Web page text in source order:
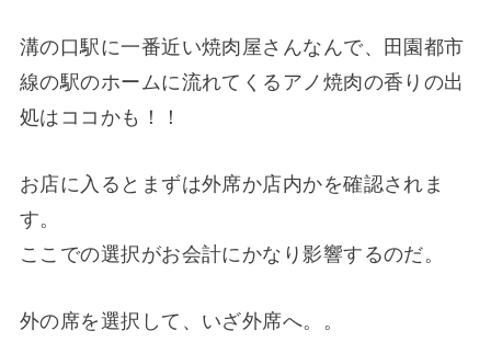
溝の口駅に一番近い焼肉屋さんなんで、田園都市
線の駅のホームに流れてくるアノ焼肉の香りの出
処はココかも！！
お店に入るとまずは外席か店内かを確認されま
す。
ここでの選択がお会計にかなり影響するのだ。
外の席を選択して、いざ外席へ。。